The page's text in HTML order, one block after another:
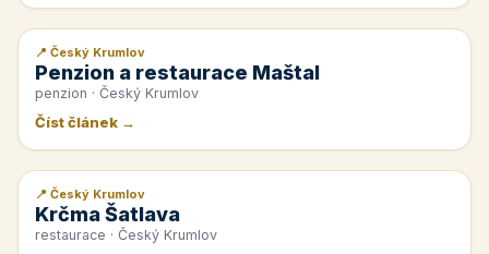
📰 PR článek
📍 Český Krumlov
Penzion a restaurace Maštal
penzion · Český Krumlov
Číst článek →
📰 PR článek
📍 Český Krumlov
Krčma Šatlava
restaurace · Český Krumlov